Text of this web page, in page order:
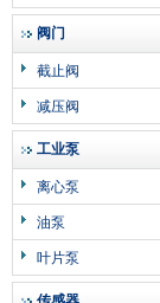
阀门
截止阀
减压阀
工业泵
离心泵
油泵
叶片泵